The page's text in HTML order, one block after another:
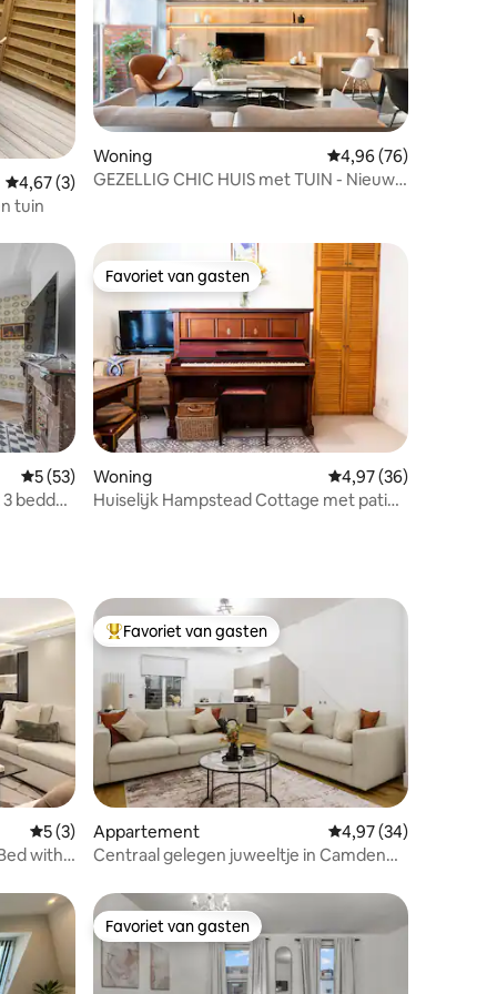
Gemiddelde beoordeling van 4,67 op 5, 3 recensies
4,67 (3)
tuin
Woning Gemiddelde
4,96 (76)
GEZELLIG CHIC HUIS met TUIN - Nieuwe
Gemiddelde beoordeling van 5 op 5, 53 recensies
5 (53)
bedden
Favoriet van gasten
Favoriet van gasten
Woning Gemiddelde
4,97 (36)
Huiselijk Hampstead Cottage met patio |
Gemiddelde beoordeling van 5 op 5, 3 recensies
5 (3)
with
Topfavoriet van gasten
Favoriet van gasten
Appartement Gemiddelde
4,97 (34)
Centraal gelegen juweeltje in Camden
Favoriet van gasten
Favoriet van gasten